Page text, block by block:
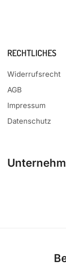
RECHTLICHES
Widerrufsrecht
AGB
Impressum
Datenschutz